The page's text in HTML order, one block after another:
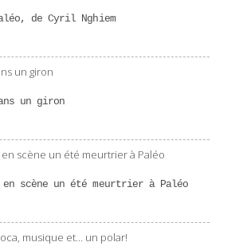
de Cyril Nghiem
un giron
en scène un été meurtrier à Paléo